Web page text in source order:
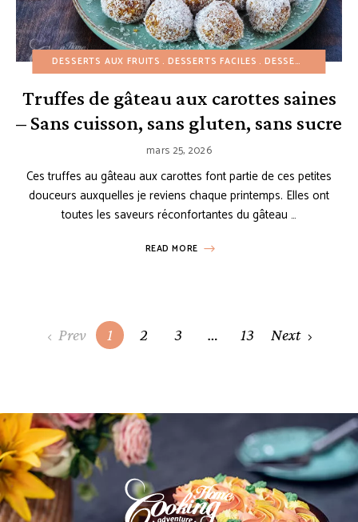
DESSERTS AUX FRUITS DESSERTS FACILES DESSERTS SANS CUISSON
Truffes de gâteau aux carottes saines
– Sans cuisson, sans gluten, sans sucre
mars 25, 2026
Ces truffes au gâteau aux carottes font partie de ces petites
douceurs auxquelles je reviens chaque printemps. Elles ont
toutes les saveurs réconfortantes du gâteau …
READ MORE
Posts Prev 1 2 3 … 13 Next